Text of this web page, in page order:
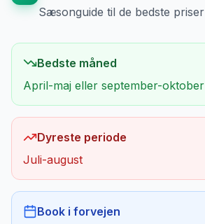
Sæsonguide til de bedste priser
Bedste måned
April-maj eller september-oktober
Dyreste periode
Juli-august
Book i forvejen